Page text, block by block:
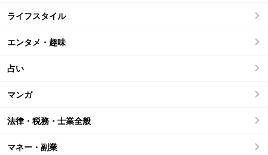
ライフスタイル
エンタメ・趣味
占い
マンガ
法律・税務・士業全般
マネー・副業